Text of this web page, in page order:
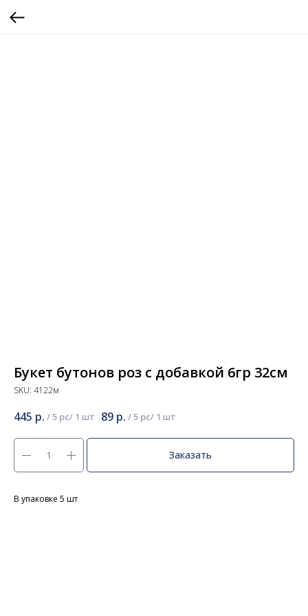
Букет бутонов роз с добавкой 6гр 32см
SKU: 4122м
445 р. /5 pc 89 р. /5 pc
Заказать
В упаковке 5 шт